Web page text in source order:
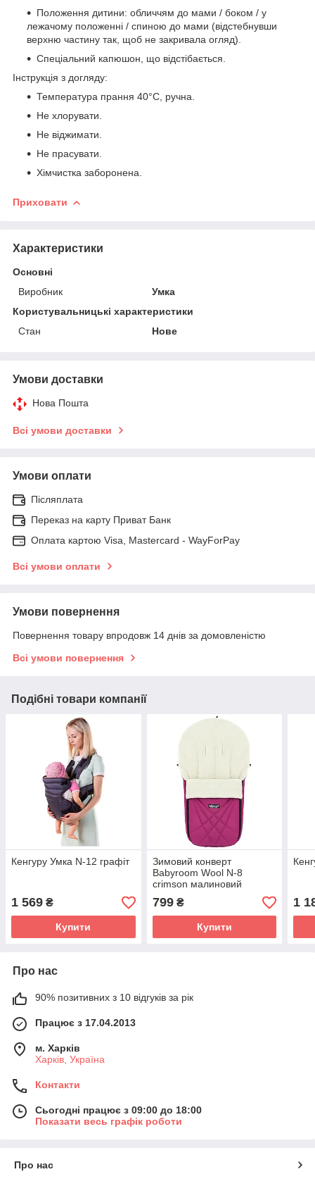
Положення дитини: обличчям до мами / боком / у
лежачому положенні / спиною до мами (відстебнувши
верхню частину так, щоб не закривала огляд).
Спеціальний капюшон, що відстібається.
Інструкція з догляду:
Температура прання 40°C, ручна.
Не хлорувати.
Не віджимати.
Не прасувати.
Хімчистка заборонена.
Приховати
Характеристики
Основні
Виробник
Умка
Користувальницькі характеристики
Стан
Нове
Умови доставки
Нова Пошта
Всі умови доставки
Умови оплати
Післяплата
Переказ на карту Приват Банк
Оплата картою Visa, Mastercard - WayForPay
Всі умови оплати
Умови повернення
Повернення товару впродовж 14 днів за домовленістю
Всі умови повернення
Подібні товари компанії
Кенгуру Умка N-12 графіт
1 569 ₴
Купити
Зимовий конверт
Babyroom Wool N-8
crimson малиновий
799₴
Купити
1
Про нас
90% позитивних з 10 відгуків за рік
Працює з 17.04.2013
м. Харків
Харків, Україна
Контакти
Сьогодні працює з 09:00 до 18:00
Показати весь графік роботи
Про нас